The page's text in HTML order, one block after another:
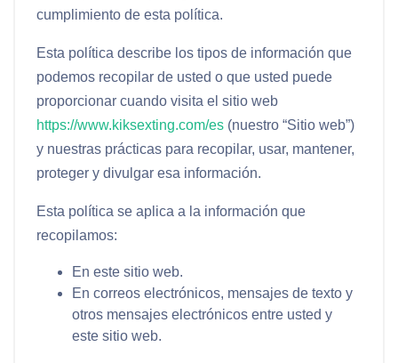
cumplimiento de esta política.
Esta política describe los tipos de información que
podemos recopilar de usted o que usted puede
proporcionar cuando visita el sitio web
https://www.kiksexting.com/es (nuestro “Sitio web”)
y nuestras prácticas para recopilar, usar, mantener,
proteger y divulgar esa información.
Esta política se aplica a la información que
recopilamos:
En este sitio web.
En correos electrónicos, mensajes de texto y
otros mensajes electrónicos entre usted y
este sitio web.